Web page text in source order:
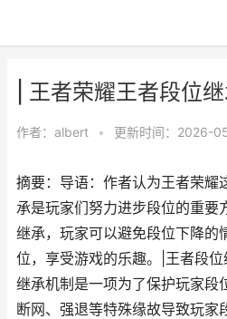
| 王者荣耀王者段位
作者： albert • 更新时间：2026-
摘要：导语：作者认为王者荣耀
承是玩家们努力进步段位的重要
继承，玩家可以避免段位下降的
位，享受游戏的乐趣。|王者段
继承机制是一项为了保护玩家段
断网、强退等特殊缘故导致玩家